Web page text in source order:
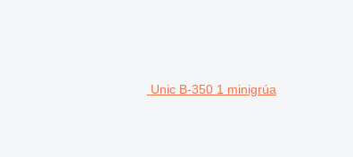
Unic B-350 1 minigrúa